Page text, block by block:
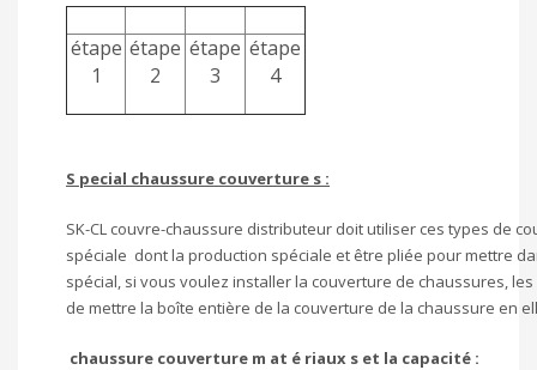
étape
1
étape
2
étape
3
étape
4
S pecial chaussure couverture s :
SK-CL couvre-chaussure distributeur doit utiliser ces types de
spéciale dont la production spéciale et être pliée pour mettre
spécial, si vous voulez installer la couverture de chaussures,
de mettre la boîte entière de la couverture de la chaussure en
chaussure couverture m at é riaux s et la capacité :